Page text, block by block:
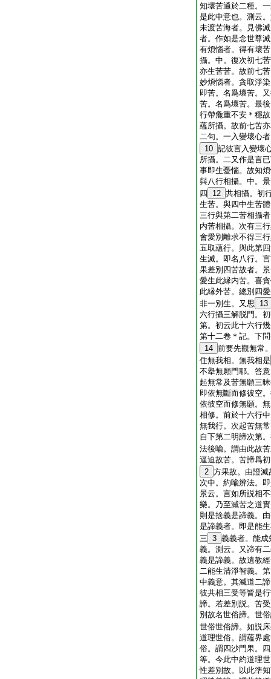
知壞苦通於二種。
是此中意也。測云
未渡苦海者。見佛
者。作如是念世尊
有煩惱者。得有壞
攝。中。復次初七
亦生苦苦。故前七
妙煩惱者。貪取淨
即苦。名爲壞苦。
苦。名爲壞苦。最
行帶麁重不安＊穩
蘊所攝。故前七苦
二句。一入變壞心
10 記彼言入變壞
所攝。二又作是言
事即生憂惱。故知
與八行相攝。中。
四
12 共相攝。初
生苦。與四中生苦
三行與第二苦相攝
内苦相攝。次有三
會愛別離求不得三
五取蘊行。與此第
生滅。即名八行。
果差別四苦故者。
愛生此縁内苦。喜
此縁外苦。總別四
非一別生。又思
13
六行攝三解脱門。
第。初云此十六行
第十二卷＊記。下
14 前要先觀無常
住無我相。無我相是
不擧無願門耶。答
起無常及苦無願三
即依無斷而修彼空
依彼空而修無願。
相修。前於十六行
無我行。次起苦無
自下第二明諦次第
法後喩。謂由此故
逼迫故苦。苦諦爲
2 方果故。由證
次中。約喩辨法。
景云。言如所説相
樂。乃至滅苦之道
則是捨義是諦義。
是諦義者。即是能
三 3 義義者。能成
義。測云。又諦有
義是諦義。故遺教
二能生清淨智義。
中義意。其滅道二
彼共相三受等皆是
諦。若差別説。苦
別故名世俗諦。世
世俗世俗諦。如説
道理世俗。謂蘊界
俗。謂四沙門果。
等。今此中約道理
性差別故。以此準